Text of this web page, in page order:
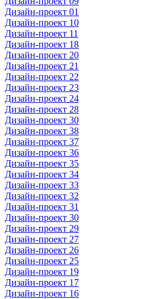
Дизайн-проект 01
Дизайн-проект 10
Дизайн-проект 11
Дизайн-проект 18
Дизайн-проект 20
Дизайн-проект 21
Дизайн-проект 22
Дизайн-проект 23
Дизайн-проект 24
Дизайн-проект 28
Дизайн-проект 30
Дизайн-проект 38
Дизайн-проект 37
Дизайн-проект 36
Дизайн-проект 35
Дизайн-проект 34
Дизайн-проект 33
Дизайн-проект 32
Дизайн-проект 31
Дизайн-проект 30
Дизайн-проект 29
Дизайн-проект 27
Дизайн-проект 26
Дизайн-проект 25
Дизайн-проект 19
Дизайн-проект 17
Дизайн-проект 16